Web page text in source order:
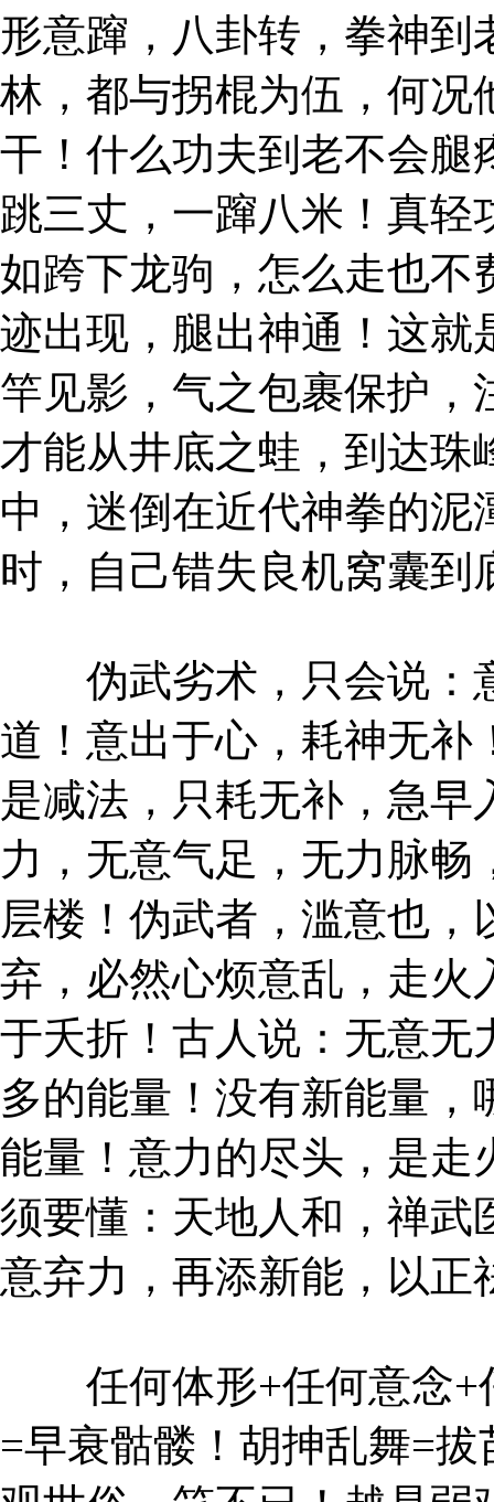
形意蹿，八卦转，拳神
林，都与拐棍为伍，何况
干！什么功夫到老不会腿
跳三丈，一蹿八米！真
如跨下龙驹，怎么走也不
迹出现，腿出神通！这就
竿见影，气之包裹保护，
才能从井底之蛙，到达
中，迷倒在近代神拳的
时，自己错失良机窝囊到
伪武劣术，只会说：
道！意出于心，耗神无补
是减法，只耗无补，急
力，无意气足，无力脉
层楼！伪武者，滥意也
弃，必然心烦意乱，走火
于夭折！古人说：无意无
多的能量！没有新能量
能量！意力的尽头，是走
须要懂：天地人和，禅武
意弃力，再添新能，以正
任何体形+任何意念+
=早衰骷髅！胡抻乱舞=